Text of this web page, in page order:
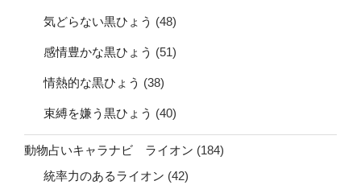
気どらない黒ひょう (48)
感情豊かな黒ひょう (51)
情熱的な黒ひょう (38)
束縛を嫌う黒ひょう (40)
動物占いキャラナビ ライオン (184)
統率力のあるライオン (42)